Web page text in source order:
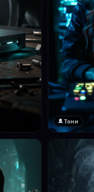
❤️
Тони